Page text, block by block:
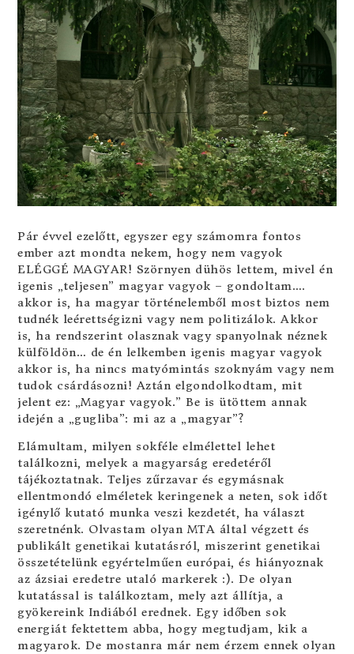
Pár évvel ezelőtt, egyszer egy számomra fontos
ember azt mondta nekem, hogy nem vagyok
ELÉGGÉ MAGYAR! Szörnyen dühös lettem, mivel én
igenis „teljesen” magyar vagyok – gondoltam….
akkor is, ha magyar történelemből most biztos nem
tudnék leérettségizni vagy nem politizálok. Akkor
is, ha rendszerint olasznak vagy spanyolnak néznek
külföldön… de én lelkemben igenis magyar vagyok
akkor is, ha nincs matyómintás szoknyám vagy nem
tudok csárdásozni! Aztán elgondolkodtam, mit
jelent ez: „Magyar vagyok.” Be is ütöttem annak
idején a „gugliba”: mi az a „magyar”?
Elámultam, milyen sokféle elmélettel lehet
találkozni, melyek a magyarság eredetéről
tájékoztatnak. Teljes zűrzavar és egymásnak
ellentmondó elméletek keringenek a neten, sok időt
igénylő kutató munka veszi kezdetét, ha választ
szeretnénk. Olvastam olyan MTA által végzett és
publikált genetikai kutatásról, miszerint genetikai
összetételünk egyértelműen európai, és hiányoznak
az ázsiai eredetre utaló markerek :). De olyan
kutatással is találkoztam, mely azt állítja, a
gyökereink Indiából erednek. Egy időben sok
energiát fektettem abba, hogy megtudjam, kik a
magyarok. De mostanra már nem érzem ennek olyan